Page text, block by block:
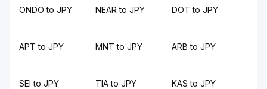
ONDO to JPY NEAR to JPY DOT to JPY
APT to JPY MNT to JPY ARB to JPY
SEI to JPY TIA to JPY KAS to JPY